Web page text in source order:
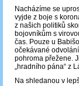
Nacházíme se
vyjde z boje s
z našich politiků
bojovníkům s
čas. Pouze u
očekávané
pohroma přežene.
„hradního pána“ z
Na shledanou v